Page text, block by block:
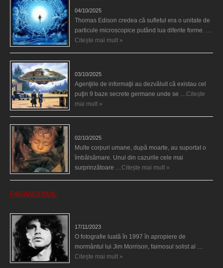
04/10/2025
Thomas Edison credea că sufletul era o unitate de
particule microscopice putând lua diferite forme. …
Citește mai mult »
03/10/2025
Agenţiile de informaţii au dezvăluit că existau cel
puţin 9 baze secrete germane unde se …Citește
mai mult »
02/10/2025
Multe corpuri umane, după moarte, au suportat o
îmbălsămare. Unul din cazurile cele mai
surprinzătoare …Citește mai mult »
PARANORMAL
17/11/2023
O fotografie luată în 1997 în apropiere de
mormântul lui Jim Morrison, faimosul solist al …
Citește mai mult »